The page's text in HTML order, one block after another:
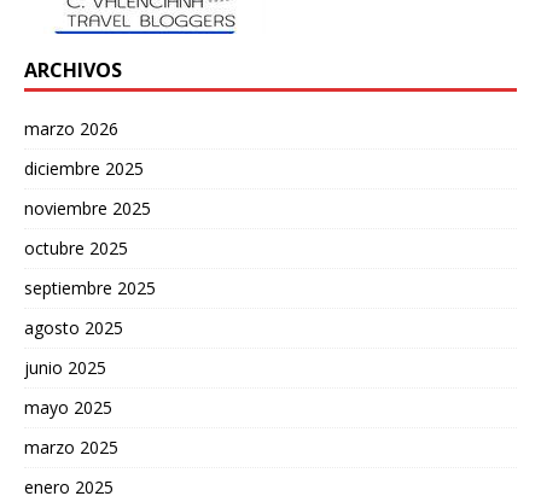
ARCHIVOS
marzo 2026
diciembre 2025
noviembre 2025
octubre 2025
septiembre 2025
agosto 2025
junio 2025
mayo 2025
marzo 2025
enero 2025